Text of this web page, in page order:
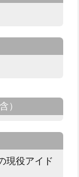
）
現役アイド